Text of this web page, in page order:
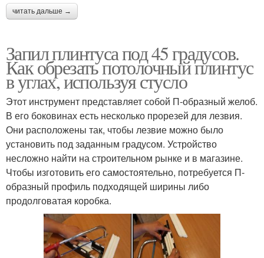
читать дальше →
Запил плинтуса под 45 градусов.
Как обрезать потолочный плинтус
в углах, используя стусло
Этот инструмент представляет собой П-образный желоб.
В его боковинах есть несколько прорезей для лезвия.
Они расположены так, чтобы лезвие можно было
установить под заданным градусом. Устройство
несложно найти на строительном рынке и в магазине.
Чтобы изготовить его самостоятельно, потребуется П-
образный профиль подходящей ширины либо
продолговатая коробка.